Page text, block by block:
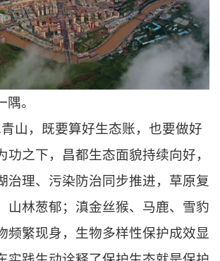
隅。
山，既要算好生态账，也要做好
功之下，昌都生态面貌持续向好，
治理、污染防治同步推进，草原复
山林葱郁；滇金丝猴、马鹿、雪豹
频繁现身，生物多样性保护成效显